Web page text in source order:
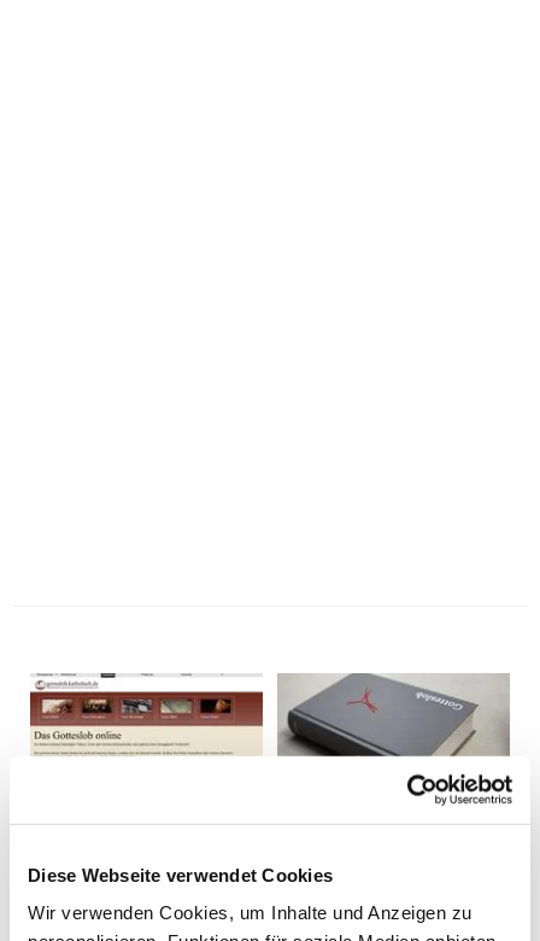
Diese Webseite verwendet Cookies
Wir verwenden Cookies, um Inhalte und Anzeigen zu